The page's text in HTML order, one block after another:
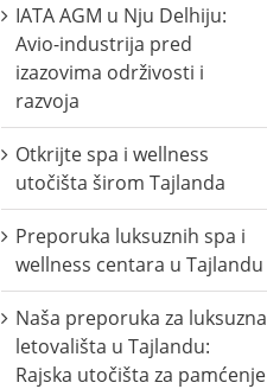
IATA AGM u Nju Delhiju:
Avio-industrija pred
izazovima održivosti i
razvoja
Otkrijte spa i wellness
utočišta širom Tajlanda
Preporuka luksuznih spa i
wellness centara u Tajlandu
Naša preporuka za luksuzna
letovališta u Tajlandu:
Rajska utočišta za pamćenje